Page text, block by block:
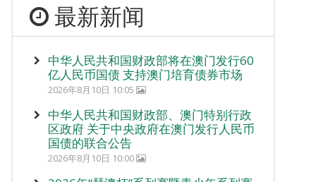
最新新闻
中华人民共和国财政部将在澳门发行60
亿人民币国债 支持澳门培育债券市场
2026年8月10日 10:05
中华人民共和国财政部、澳门特别行政
区政府 关于中央政府在澳门发行人民币
国债的联合公告
2026年8月10日 10:00